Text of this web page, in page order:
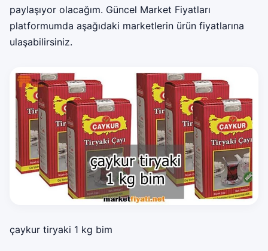
paylaşıyor olacağım. Güncel Market Fiyatları
platformumda aşağıdaki marketlerin ürün fiyatlarına
ulaşabilirsiniz.
çaykur tiryaki 1 kg bim